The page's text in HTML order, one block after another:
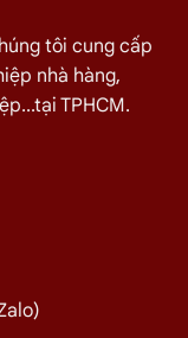
tôi cung cấp
nhà hàng,
TPHCM.